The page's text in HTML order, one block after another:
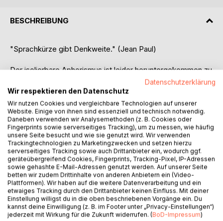
BESCHREIBUNG
"Sprachkürze gibt Denkweite." (Jean Paul)
Der isolierbare Aphorismus ist leider heruntergekommen zu
lustiger Blödelei oder seichtem Gesinnungsspruch und
sollte doch rehabilitiert werden als ein philosophischer
Gehalt in literarischer Gestalt, als satirisches Zwerg-Rätsel,
als paradoxes Erkenntnisspiel zwischen Bild und Begriff,
Gefühl und Gedanke, Metapher und Metaphysik, Phantasie
und Verstand, Einbildungskraft und Urteilskraft. Dieses
Bonmot ist das "kleinstmögliche Ganze".
Die prägnante Sentenz ist eine leider immer noch zu kurz
kommende Literaturgattung. Die vieldeutigen "Maximen
und Reflexionen" bieten rationale Vernunftkritik in konzisen
Gedankenexperimenten und gehören neben den
frühromantischen Fragmenten in die fast vergessene
Tradition der europäischen Moralisten, die seit dem 17.
Datenschutzerklärung
Wir respektieren den Datenschutz
Wir nutzen Cookies und vergleichbare Technologien auf unserer
Website. Einige von ihnen sind essenziell und technisch notwendig.
Daneben verwenden wir Analysemethoden (z. B. Cookies oder
Fingerprints sowie serverseitiges Tracking), um zu messen, wie häufig
unsere Seite besucht und wie sie genutzt wird. Wir verwenden
Trackingtechnologien zu Marketingzwecken und setzen hierzu
serverseitiges Tracking sowie auch Drittanbieter ein, wodurch ggf.
geräteübergreifend Cookies, Fingerprints, Tracking-Pixel, IP-Adressen
sowie gehashte E-Mail-Adressen genutzt werden. Auf unserer Seite
betten wir zudem Drittinhalte von anderen Anbietern ein (Video-
Plattformen). Wir haben auf die weitere Datenverarbeitung und ein
etwaiges Tracking durch den Drittanbieter keinen Einfluss. Mit deiner
Einstellung willigst du in die oben beschriebenen Vorgänge ein. Du
kannst deine Einwilligung (z. B. im Footer unter „Privacy-Einstellungen“)
jederzeit mit Wirkung für die Zukunft widerrufen. (BoD-Impressum)